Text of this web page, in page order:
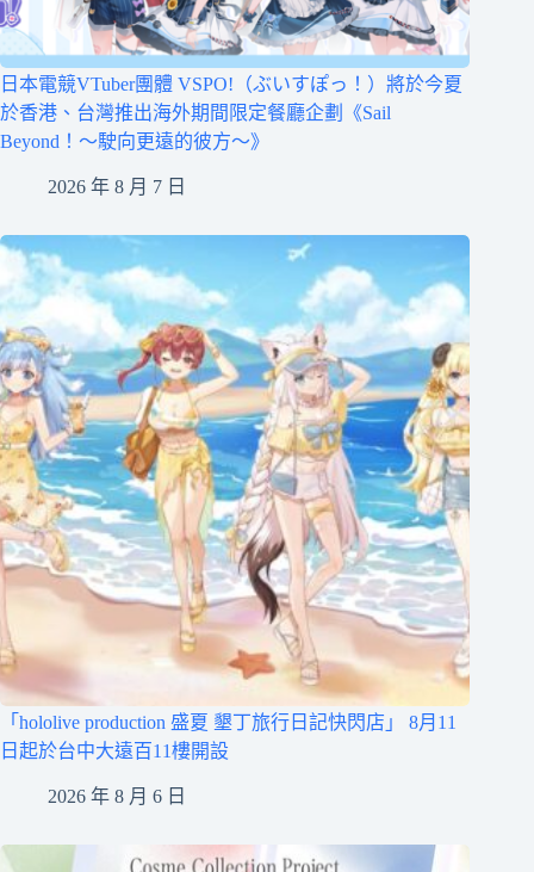
日本電競VTuber團體 VSPO!（ぶいすぽっ！）將於今夏
於香港、台灣推出海外期間限定餐廳企劃《Sail
Beyond！～駛向更遠的彼方～》
2026 年 8 月 7 日
「hololive production 盛夏 墾丁旅行日記快閃店」 8月11
日起於台中大遠百11樓開設
2026 年 8 月 6 日